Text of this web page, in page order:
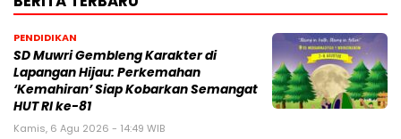
PENDIDIKAN
SD Muwri Gembleng Karakter di
Lapangan Hijau: Perkemahan
‘Kemahiran’ Siap Kobarkan Semangat
HUT RI ke-81
Kamis, 6 Agu 2026 - 14:49 WIB